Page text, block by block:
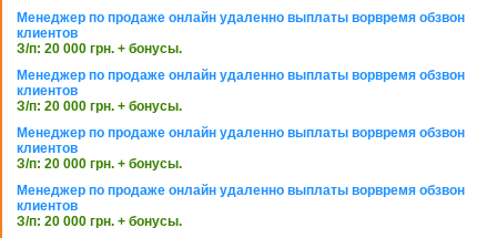
Менеджер по продаже онлайн удаленно выплаты ворвремя обзвон
клиентов
З/п: 20 000 грн. + бонусы.
Менеджер по продаже онлайн удаленно выплаты ворвремя обзвон
клиентов
З/п: 20 000 грн. + бонусы.
Менеджер по продаже онлайн удаленно выплаты ворвремя обзвон
клиентов
З/п: 20 000 грн. + бонусы.
Менеджер по продаже онлайн удаленно выплаты ворвремя обзвон
клиентов
З/п: 20 000 грн. + бонусы.